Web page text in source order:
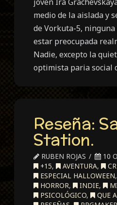
medio de la aislada y
de Vorkuta-5,
estar preocupada
Nadie, excepto la
optimista paria social
Reseña:
Station.
RUBEN ROJAS
10
+15, AVENTURA,
ESPECIAL HALLOWEEN
HORROR, INDIE,
PSICOLÓGICO, QUE